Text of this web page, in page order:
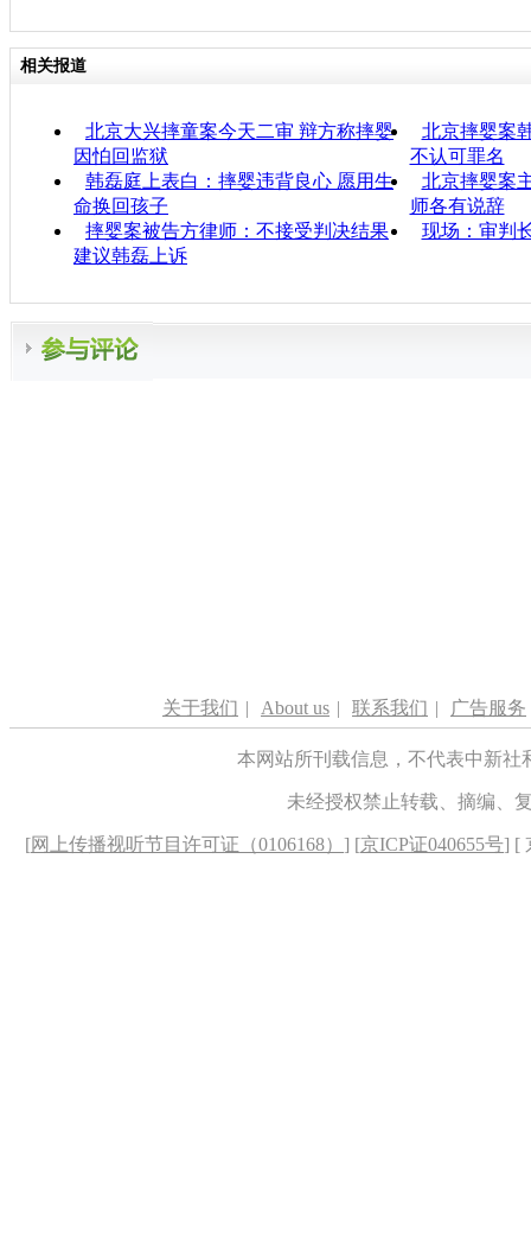
相关报道
北京大兴摔童案今天二审 辩方称摔婴
因怕回监狱
北京摔婴案
不认可罪名
韩磊庭上表白：摔婴违背良心 愿用生
命换回孩子
北京摔婴案
师各有说辞
摔婴案被告方律师：不接受判决结果
建议韩磊上诉
现场：审判
关于我们 | About us | 联系我们 | 广告服务
本网站所刊载信息，不代表中新
未经授权禁止转载、摘编、
[网上传播视听节目许可证（0106168） ] [京ICP证040655号] [